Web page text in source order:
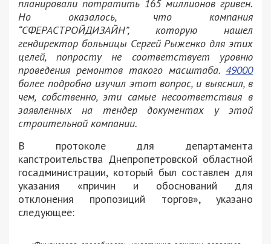
планировали потратить 165 миллионов гривен.
Но оказалось, что компания
“СФЕРАСТРОЙДИЗАЙН”, которую нашел
гендиректор больницы Сергей Рыженко для этих
целей, попросту не соответствует уровню
проведения ремонтов такого масштаба. 49000
более подробно изучил этот вопрос, и выяснил, в
чем, собственно, эти самые несоответствия в
заявленных на тендер документах у этой
строительной компании.
В протоколе для департамента
капстроительства Днепропетровской областной
госадминистрации, который был составлен для
указания «причин и обоснований для
отклонения пропозиций торгов», указано
следующее: